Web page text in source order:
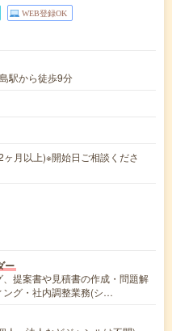
WEB登録OK
駅から徒歩9分
月以上)※開始日ご相談くださ
ー
、提案書や見積書の作成・問題解
ング・社内調整業務(シ…